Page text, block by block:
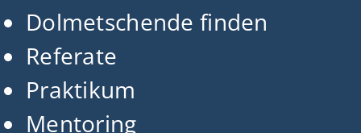
Dolmetschende finden
Referate
Praktikum
Mentoring